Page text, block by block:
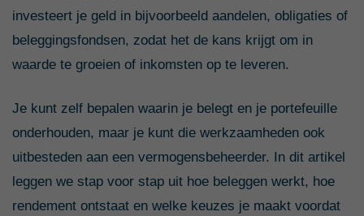
investeert je geld in bijvoorbeeld aandelen, obligaties of
beleggingsfondsen, zodat het de kans krijgt om in
waarde te groeien of inkomsten op te leveren.
Je kunt zelf bepalen waarin je belegt en je portefeuille
onderhouden, maar je kunt die werkzaamheden ook
uitbesteden aan een vermogensbeheerder. In dit artikel
leggen we stap voor stap uit hoe beleggen werkt, hoe
rendement ontstaat en welke keuzes je maakt voordat